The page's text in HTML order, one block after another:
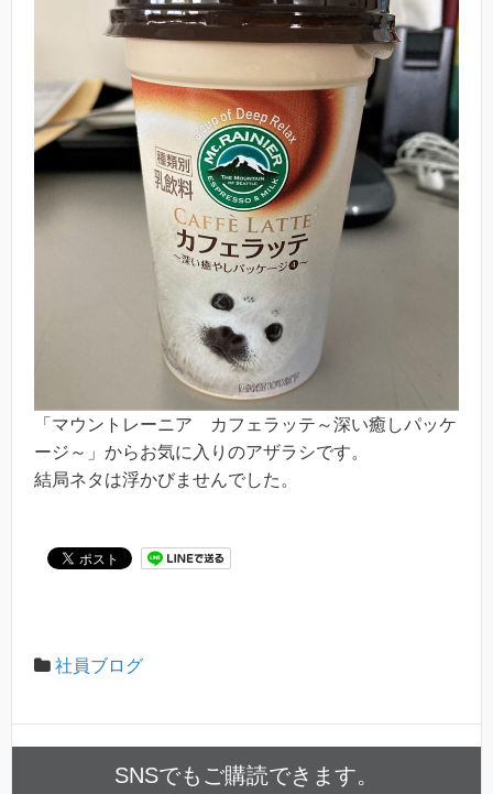
「マウントレーニア カフェラッテ～深い癒しパッケ
ージ～」からお気に入りのアザラシです。
結局ネタは浮かびませんでした。
社員ブログ
SNSでもご購読できます。